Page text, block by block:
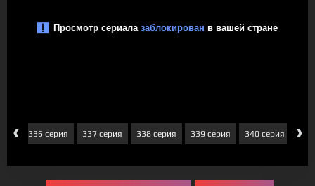
‹ 336 серия 337 серия 338 серия 339 серия 340 серия ›